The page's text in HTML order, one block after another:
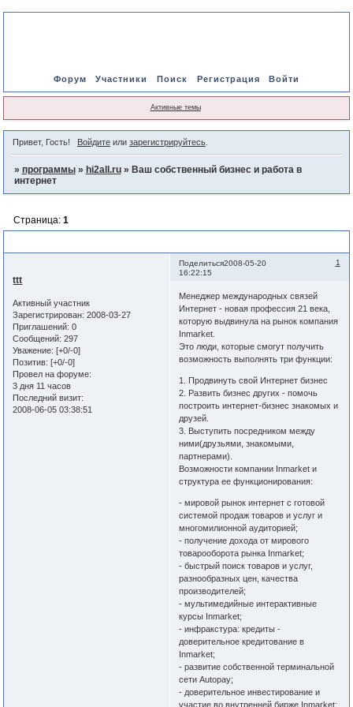
Форум Участники Поиск Регистрация Войти
Активные темы
Привет, Гость! Войдитеили зарегистрируйтесь.
» программы » hi2all.ru » Ваш собственный бизнес и работа в
интернет
Страница: 1
Поделиться 1
2008-05-20
16:22:15
ttt
Активный участник
Зарегистрирован: 2008-03-27
Приглашений: 0
Сообщений: 297
Уважение: [+0/-0]
Позитив: [+0/-0]
Провел на форуме:
3 дня 11 часов
Последний визит:
2008-06-05 03:38:51
Менеджер международных связей
Интернет - новая профессия 21 века,
которую выдвинула на рынок компания
Inmarket.
Это люди, которые смогут получить
возможность выполнять три функции:
1. Продвинуть свой Интернет бизнес
2. Развить бизнес других - помочь
построить интернет-бизнес знакомых и
друзей.
3. Выступить посредником между
ними(друзьями, знакомыми,
партнерами).
Возможности компании Inmarket и
структура ее функционирования:
- мировой рынок интернет с готовой
системой продаж товаров и услуг и
многомилионной аудиторией;
- получение дохода от мирового
товарооборота рынка Inmarket;
- быстрый поиск товаров и услуг,
разнообразных цен, качества
производителей;
- мультимедийные интерактивные
курсы Inmarket;
- инфракстура: кредиты -
доверительное кредитование в
Inmarket;
- развитие собственной терминальной
сети Autopay;
- доверительное инвестирование и
участие во внутренней бирже Inmarket;